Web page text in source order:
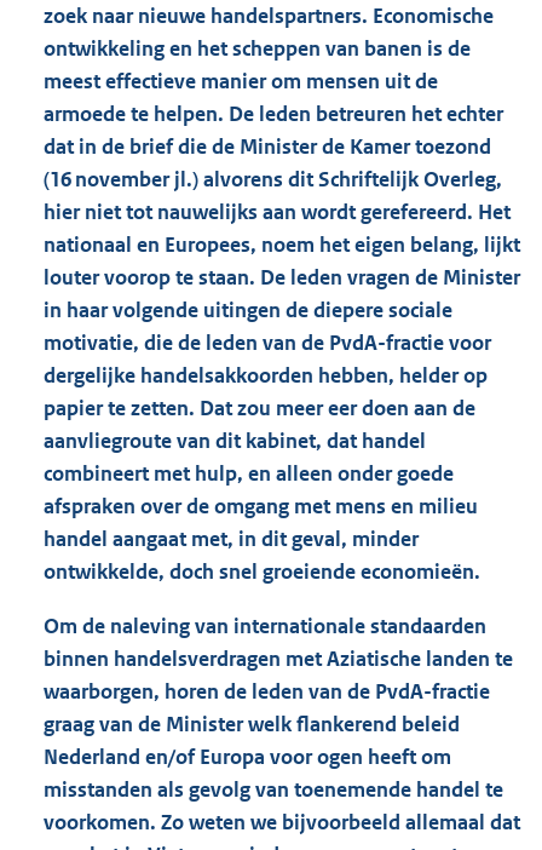
zoek naar nieuwe handelspartners. Economische
ontwikkeling en het scheppen van banen is de
meest effectieve manier om mensen uit de
armoede te helpen. De leden betreuren het echter
dat in de brief die de Minister de Kamer toezond
(16 november jl.) alvorens dit Schriftelijk Overleg,
hier niet tot nauwelijks aan wordt gerefereerd. Het
nationaal en Europees, noem het eigen belang, lijkt
louter voorop te staan. De leden vragen de Minister
in haar volgende uitingen de diepere sociale
motivatie, die de leden van de PvdA-fractie voor
dergelijke handelsakkoorden hebben, helder op
papier te zetten. Dat zou meer eer doen aan de
aanvliegroute van dit kabinet, dat handel
combineert met hulp, en alleen onder goede
afspraken over de omgang met mens en milieu
handel aangaat met, in dit geval, minder
ontwikkelde, doch snel groeiende economieën.
Om de naleving van internationale standaarden
binnen handelsverdragen met Aziatische landen te
waarborgen, horen de leden van de PvdA-fractie
graag van de Minister welk flankerend beleid
Nederland en/of Europa voor ogen heeft om
misstanden als gevolg van toenemende handel te
voorkomen. Zo weten we bijvoorbeeld allemaal dat